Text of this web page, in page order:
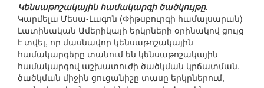
Կենսաթոշակային համակարգի ծածկույթը.
Կարմելա Մեսա-Լագոն (Փիթսբուրգի համալսարան)
Լատինական Ամերիկայի երկրների օրինակով ցույց
է տվել, որ մասնավոր կենսաթոշակային
համակարգերը տանում են կենսաթոշակային
համակարգով աշխատուժի ծածկման կրճատման.
ծածկման միջին ցուցանիշը տասը երկրներում,